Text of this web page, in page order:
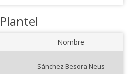
Plantel
Nombre
Sánchez Besora Neus